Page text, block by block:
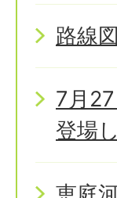
路線
7月
登場